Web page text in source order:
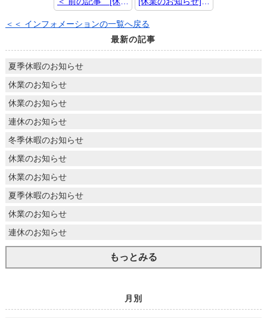
＜＜ インフォメーションの一覧へ戻る
最新の記事
夏季休暇のお知らせ
休業のお知らせ
休業のお知らせ
連休のお知らせ
冬季休暇のお知らせ
休業のお知らせ
休業のお知らせ
夏季休暇のお知らせ
休業のお知らせ
連休のお知らせ
もっとみる
月別